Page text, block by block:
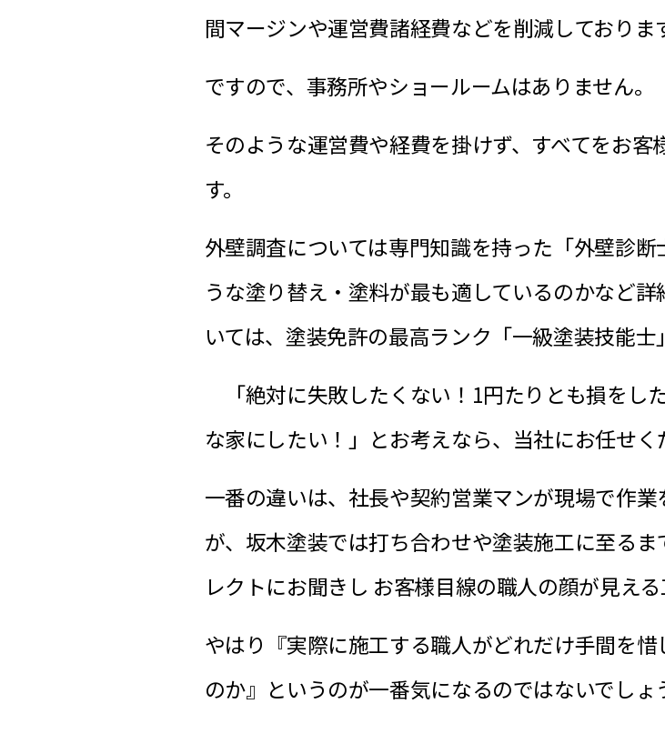
間マージンや運営費諸経費などを削減しておりま
ですので、事務所やショールームはありません。
そのような運営費や経費を掛けず、すべてをお
す。
外壁調査については専門知識を持った「外壁診
うな塗り替え・塗料が最も適しているのかなど
いては、塗装免許の最高ランク「一級塗装技能士
「絶対に失敗したくない！1円たりとも損をし
な家にしたい！」とお考えなら、当社にお任せく
一番の違いは、社長や契約営業マンが現場で作
が、坂木塗装では打ち合わせや塗装施工に至る
レクトにお聞きし お客様目線の職人の顔が見える
やはり『実際に施工する職人がどれだけ手間を
のか』というのが一番気になるのではないでしょ